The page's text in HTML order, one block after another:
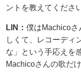
ントを教えてくださ
LIN： 僕はMachico
しくて、レコーディ
な」という手応えを
Machicoさんの歌だ